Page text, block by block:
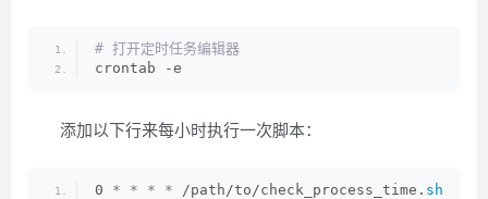
# 打开定时任务编辑器
crontab -e
添加以下行来每小时执行一次脚本：
0 * * * * /path/to/check_process_time. sh